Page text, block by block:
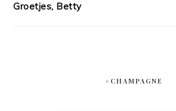
Groetjes, Betty
#CHAMPAGNE